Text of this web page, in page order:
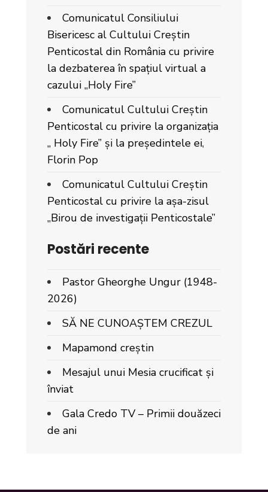
Comunicatul Consiliului
Bisericesc al Cultului Creștin
Penticostal din România cu privire
la dezbaterea în spațiul virtual a
cazului „Holy Fire”
Comunicatul Cultului Creștin
Penticostal cu privire la organizația
„ Holy Fire” și la președintele ei,
Florin Pop
Comunicatul Cultului Creștin
Penticostal cu privire la așa-zisul
„Birou de investigații Penticostale”
Postări recente
Pastor Gheorghe Ungur (1948-
2026)
SĂ NE CUNOAȘTEM CREZUL
Mapamond creștin
Mesajul unui Mesia crucificat și
înviat
Gala Credo TV – Primii douăzeci
de ani